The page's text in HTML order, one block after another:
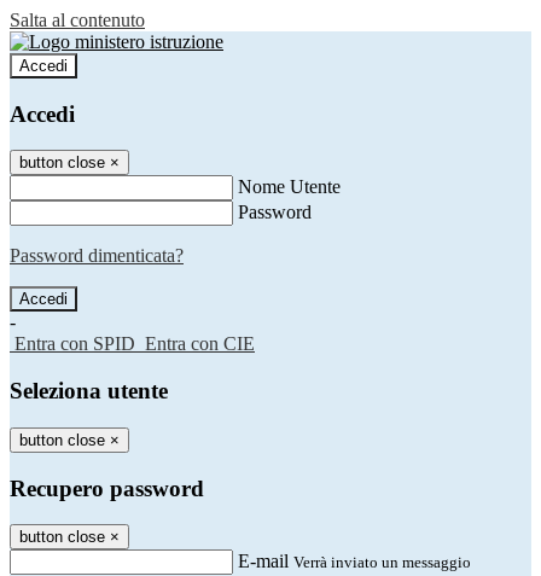
Salta al contenuto
Accedi
Accedi
button close ×
Nome Utente
Password
Password dimenticata?
-
Entra con SPID Entra con CIE
Seleziona utente
button close ×
Recupero password
button close ×
E-mail Verrà inviato un messaggio